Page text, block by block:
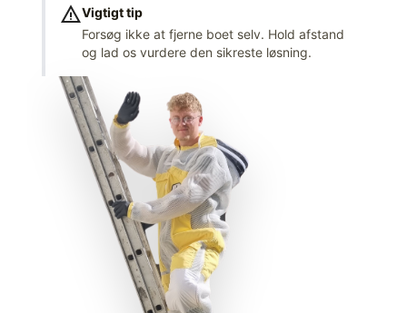
warningVigtigt tip
Forsøg ikke at fjerne boet selv. Hold afstand
og lad os vurdere den sikreste løsning.